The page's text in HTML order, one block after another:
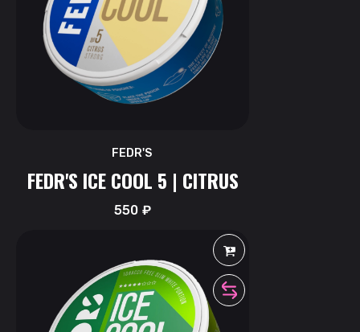
FEDR'S
FEDR'S ICE COOL 5 | CITRUS
550₽